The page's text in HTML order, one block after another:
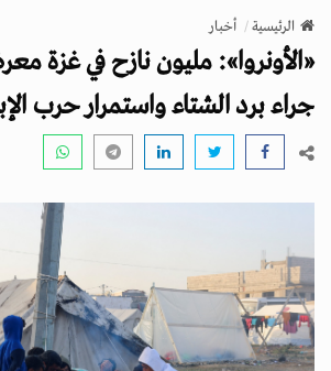
v
i
g
a
t
n
الرئيسية أخبار
«الأونروا»: مليون نازح في غزة
جراء برد الشتاء واستمرار حرب